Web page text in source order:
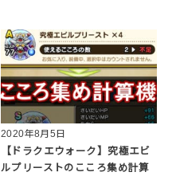
2020年8月5日
【ドラクエウォーク】究極エビ
ルプリーストのこころ集め計算